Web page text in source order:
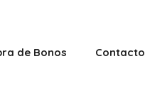
de Bonos Contacto